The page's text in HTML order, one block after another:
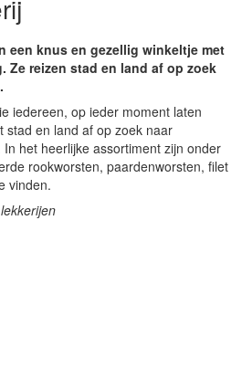
een knus en gezellig winkeltje met
reizen stad en land af op zoek
iedereen, op ieder moment laten
stad en land af op zoek naar
het heerlijke assortiment zijn onder
rookworsten, paardenworsten, filet
vinden.